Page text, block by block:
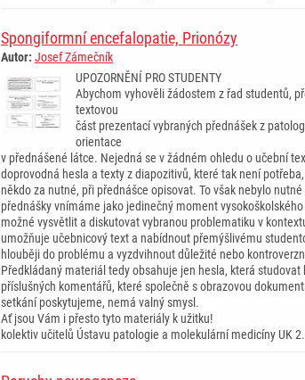
Spongiformní encefalopatie, Prionózy
Autor: Josef Zámečník
UPOZORNĚNÍ PRO STUDENTY
Abychom vyhověli žádostem z řad studentů,
textovou
část prezentací vybraných přednášek z
orientace
v přednášené látce. Nejedná se v žádném ohledu o učební
doprovodná hesla a texty z diapozitivů, které tak není
někdo za nutné, při přednášce opisovat. To však nebylo
přednášky vnímáme jako jedinečný moment
možné vysvětlit a diskutovat vybranou problematiku v
umožňuje učebnicový text a nabídnout přemýšlivému
hlouběji do problému a vyzdvihnout důležité nebo
Předkládaný materiál tedy obsahuje jen hesla, která studovat
příslušných komentářů, které společně s obrazovou
setkání poskytujeme, nemá valný smysl.
Ať jsou Vám i přesto tyto materiály k užitku!
kolektiv učitelů Ústavu patologie a molekulární medicíny UK